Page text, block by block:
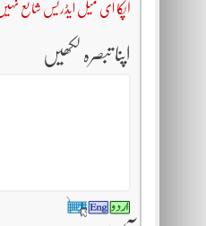
آپکا ای میل ایڈریس شائع
اپنا تبصرہ لکھیں